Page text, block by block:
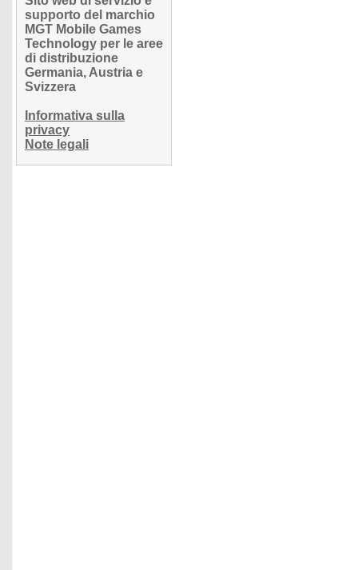
supporto del marchio
MGT Mobile Games
Technology per le aree
di distribuzione
Germania, Austria e
Svizzera
Informativa sulla
privacy
Note legali